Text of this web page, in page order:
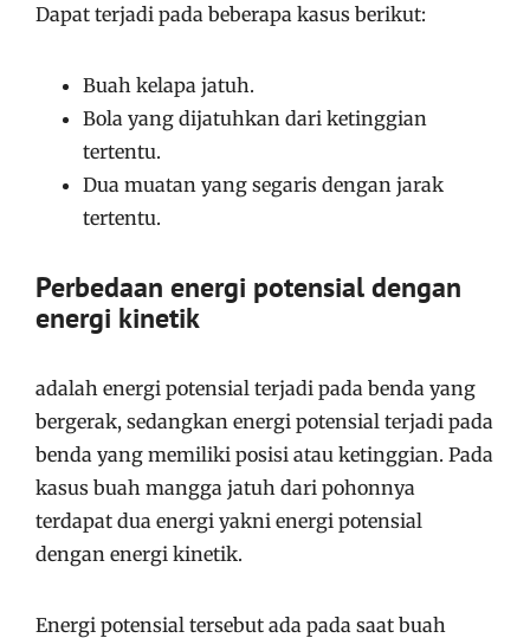
Dapat terjadi pada beberapa kasus berikut:
Buah kelapa jatuh.
Bola yang dijatuhkan dari ketinggian
tertentu.
Dua muatan yang segaris dengan jarak
tertentu.
Perbedaan energi potensial dengan
energi kinetik
adalah energi potensial terjadi pada benda yang
bergerak, sedangkan energi potensial terjadi pada
benda yang memiliki posisi atau ketinggian. Pada
kasus buah mangga jatuh dari pohonnya
terdapat dua energi yakni energi potensial
dengan energi kinetik.
Energi potensial tersebut ada pada saat buah